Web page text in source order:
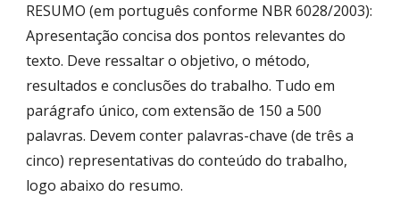
RESUMO (em português conforme NBR 6028/2003):
Apresentação concisa dos pontos relevantes do
texto. Deve ressaltar o objetivo, o método,
resultados e conclusões do trabalho. Tudo em
parágrafo único, com extensão de 150 a 500
palavras. Devem conter palavras-chave (de três a
cinco) representativas do conteúdo do trabalho,
logo abaixo do resumo.